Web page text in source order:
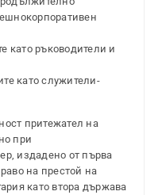
като ръководители и
като служители-
притежател на
при
издадено от първа
на престой на
като втора държава